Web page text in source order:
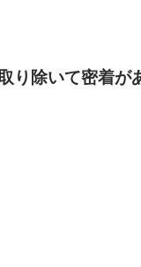
り除いて密着が